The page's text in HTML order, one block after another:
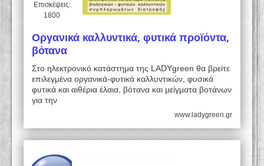
Επισκέψεις:
1800
Οργανικά καλλυντικά, φυτικά προϊόντα,
βότανα
Στο ηλεκτρονικό κατάστημα της LADYgreen θα βρείτε
επιλεγμένα οργανικά-φυτικά καλλυντικών, φυσικά
φυτικά και αιθέρια έλαια, βότανα και μείγματα βοτάνων
για την
www.ladygreen.gr